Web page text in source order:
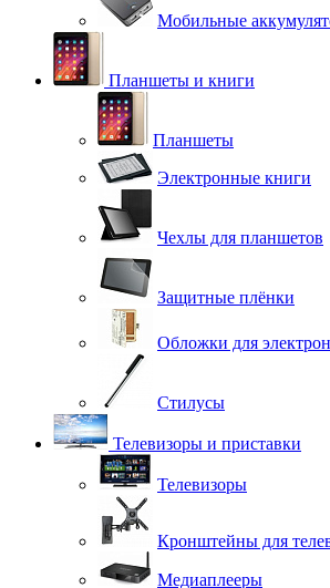
Мобильные
Планшеты и книги
Планшеты
Электронные книги
Чехлы для планшетов
Защитные плёнки
Обложки для
Стилусы
Телевизоры и приставки
Телевизоры
Кронштейны для
Медиаплееры